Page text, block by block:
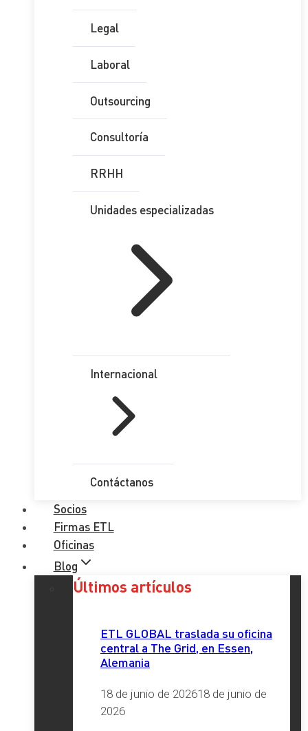
Legal
Laboral
Outsourcing
Consultoría
RRHH
Unidades especializadas
Internacional
Contáctanos
Socios
Firmas ETL
Oficinas
Blog
Últimos artículos
ETL GLOBAL traslada su oficina
central a The Grid, en Essen,
Alemania
18 de junio de 202618 de junio de
2026